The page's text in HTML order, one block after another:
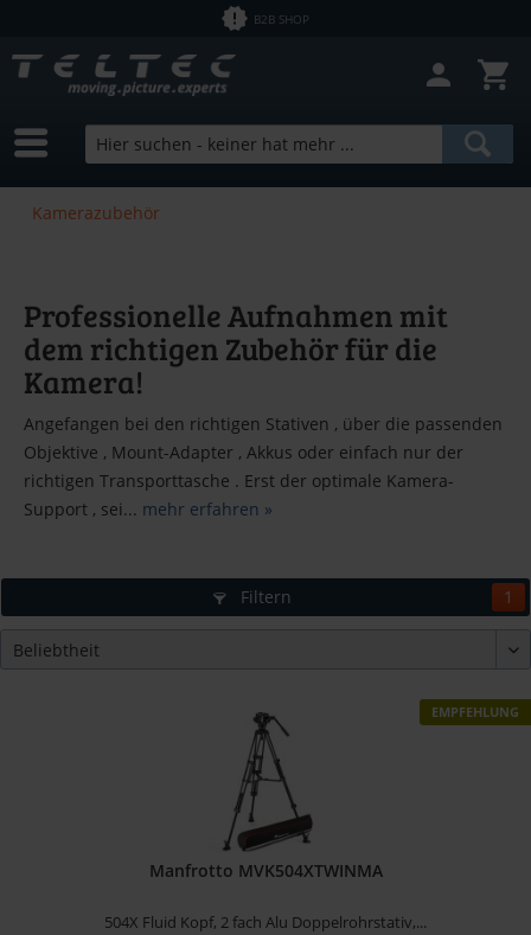
B2B SHOP
Kamerazubehör
Professionelle Aufnahmen mit
dem richtigen Zubehör für die
Kamera!
Angefangen bei den richtigen Stativen , über die passenden
Objektive , Mount-Adapter , Akkus oder einfach nur der
richtigen Transporttasche . Erst der optimale Kamera-
Support , sei... mehr erfahren »
Filtern 1
EMPFEHLUNG
Manfrotto MVK504XTWINMA
504X Fluid Kopf, 2 fach Alu Doppelrohrstativ,...